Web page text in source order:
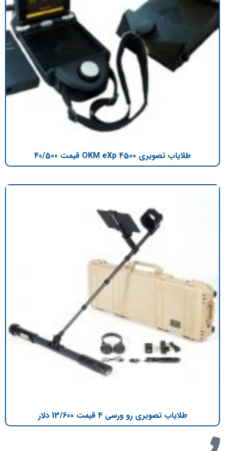
طلایاب تصویری OKM eXp 4500 قیمت 40/500
طلایاب تصویری رو ورسی 4 قیمت 13/600 دلار